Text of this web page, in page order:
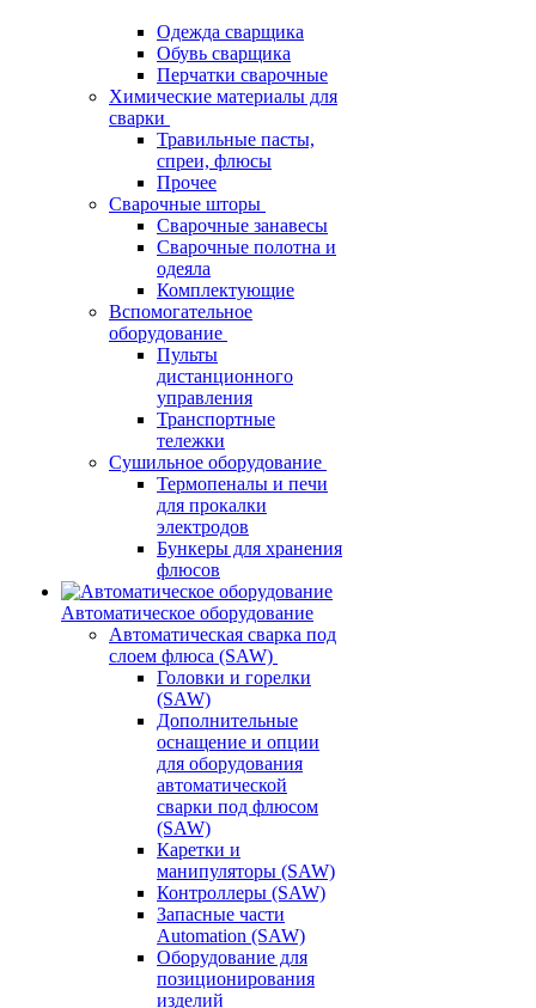
Одежда сварщика
Обувь сварщика
Перчатки сварочные
Химические материалы для
сварки
Травильные пасты,
спреи, флюсы
Прочее
Сварочные шторы
Сварочные занавесы
Сварочные полотна и
одеяла
Комплектующие
Вспомогательное
оборудование
Пульты
дистанционного
управления
Транспортные
тележки
Сушильное оборудование
Термопеналы и печи
для прокалки
электродов
Бункеры для хранения
флюсов
Автоматическое оборудование
Автоматическая сварка под
слоем флюса (SAW)
Головки и горелки
(SAW)
Дополнительные
оснащение и опции
для оборудования
автоматической
сварки под флюсом
(SAW)
Каретки и
манипуляторы (SAW)
Контроллеры (SAW)
Запасные части
Automation (SAW)
Оборудование для
позиционирования
изделий